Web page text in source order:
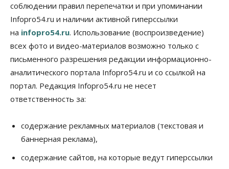
Бизнес ПроБизнес
Злоумышленники опять атакуют
новосибирские компании через электронную
почту
06 Августа 2026, 11:00
Общество
Медики готовятся к второму пику активности
клещей в Новосибирской области
06 Августа 2026, 10:00
Общество
Из-за жары в Европе оливковое масло
в Новосибирске может снова подорожать
06 Августа 2026, 09:00
соблюдении правил перепечатки и при упоминании
Infopro54.ru и наличии активной гиперссылки
на infopro54.ru. Использование (воспроизведение)
всех фото и видео-материалов возможно только с
письменного разрешения редакции информационно-
аналитического портала Infopro54.ru и со ссылкой на
портал. Редакция Infopro54.ru не несет
ответственность за:
содержание рекламных материалов (текстовая и
баннерная реклама),
содержание сайтов, на которые ведут гиперссылки